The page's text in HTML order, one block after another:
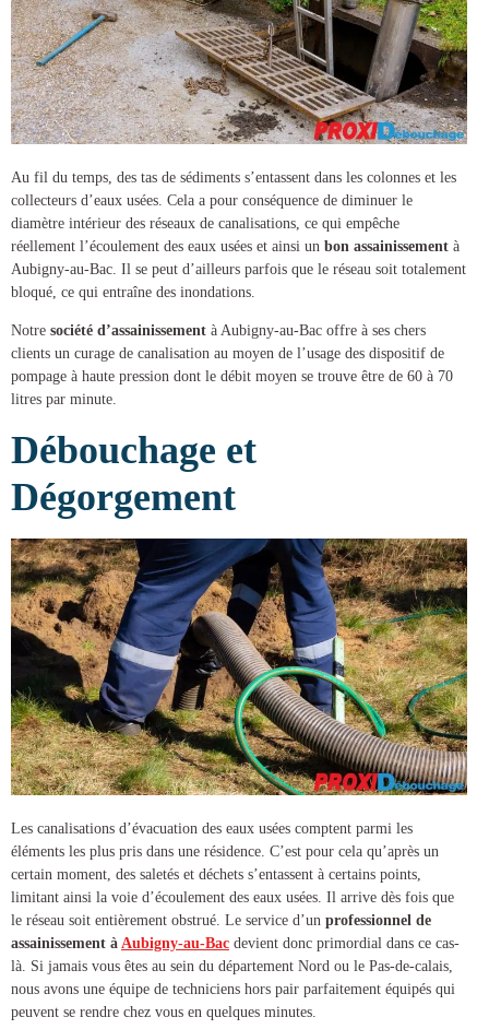
Au fil du temps, des tas de sédiments s’entassent dans les colonnes et les
collecteurs d’eaux usées. Cela a pour conséquence de diminuer le
diamètre intérieur des réseaux de canalisations, ce qui empêche
réellement l’écoulement des eaux usées et ainsi un bon assainissement à
Aubigny-au-Bac . Il se peut d’ailleurs parfois que le réseau soit totalement
bloqué, ce qui entraîne des inondations.
Notre société d’assainissement à Aubigny-au-Bac offre à ses chers
clients un curage de canalisation au moyen de l’usage des dispositif de
pompage à haute pression dont le débit moyen se trouve être de 60 à 70
litres par minute.
Débouchage et
Dégorgement
Les canalisations d’évacuation des eaux usées comptent parmi les
éléments les plus pris dans une résidence. C’est pour cela qu’après un
certain moment, des saletés et déchets s’entassent à certains points,
limitant ainsi la voie d’écoulement des eaux usées. Il arrive dès fois que
le réseau soit entièrement obstrué. Le service d’un professionnel de
assainissement à Aubigny-au-Bac devient donc primordial dans ce cas-
là. Si jamais vous êtes au sein du département Nord ou le Pas-de-calais,
nous avons une équipe de techniciens hors pair parfaitement équipés qui
peuvent se rendre chez vous en quelques minutes.